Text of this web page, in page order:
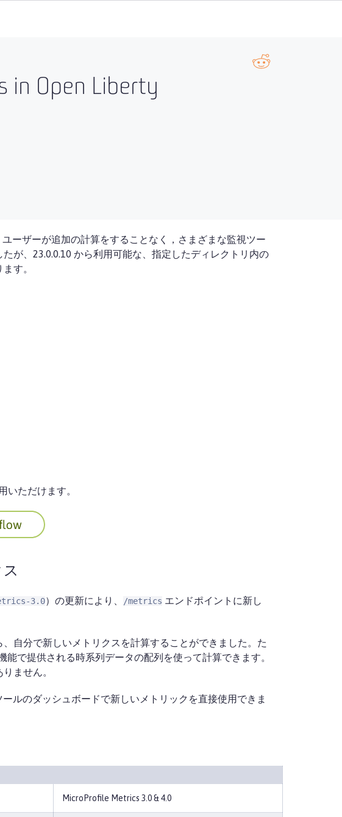
in Open Liberty
ーザーが追加の計算をすることなく，さまざまな監視ツー
が、23.0.0.10 から利用可能な、指定したディレクトリ内の
す。
いただけます。
3.0）の更新により、 /metrics エンドポイントに新し
自分で新しいメトリクスを計算することができました。た
で提供される時系列データの配列を使って計算できます。
ません。
ルのダッシュボードで新しいメトリックを直接使用できま
MicroProfile Metrics 3.0 & 4.0